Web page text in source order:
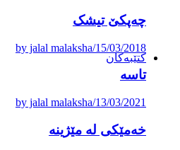
کتێبەکان
چەپکێ تیشک
15/03/2018
/
by jalal malaksha
تاسە
13/03/2021
/
by jalal malaksha
خەمێکی لە مێژینە